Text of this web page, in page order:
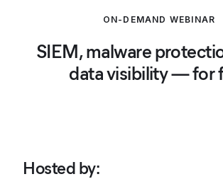
ON-DEMAND WEBINAR
SIEM, malware
data visibility — for
Hosted by: